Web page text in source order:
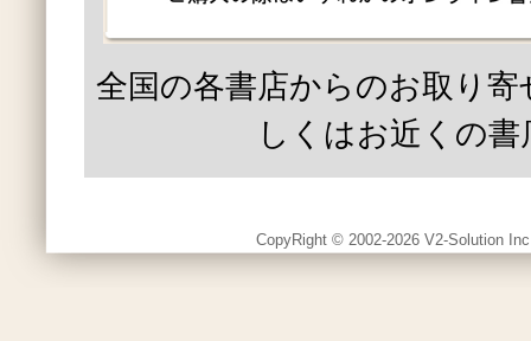
全国の各書店からのお取り
しくはお近くの書
CopyRight © 2002-2026 V2-Solution